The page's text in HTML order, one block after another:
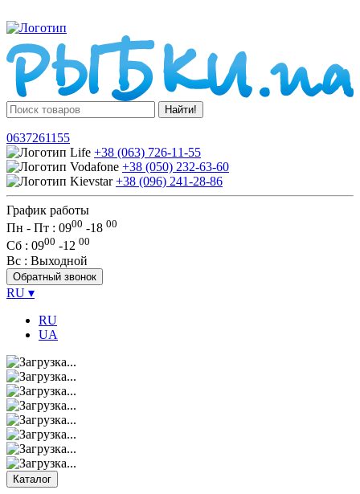
Найти!
0637261155
+38 (063) 726-11-55
+38 (050) 232-63-60
+38 (096) 241-28-86
График работы
Пн - Пт : 0900 -18 00
Сб : 0900 -12 00
Вс : Выходной
Обратный звонок
RU ▾
RU
UA
Каталог